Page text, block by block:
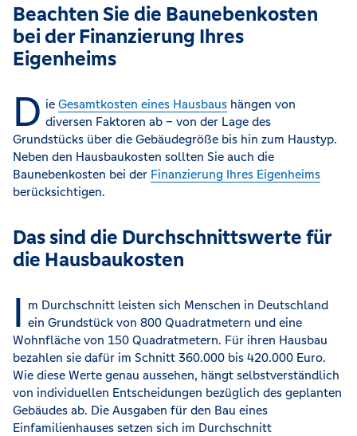
Beachten Sie die Baunebenkosten
bei der Finanzierung Ihres
Eigenheims
D ieGesamtkosten eines Hausbaus hängen von
diversen Faktoren ab – von der Lage des
Grundstücks über die Gebäudegröße bis hin zum Haustyp.
Neben den Hausbaukosten sollten Sie auch die
Baunebenkosten bei der Finanzierung Ihres Eigenheims
berücksichtigen.
Das sind die Durchschnittswerte für
die Hausbaukosten
I m Durchschnitt leisten sich Menschen in Deutschland
ein Grundstück von 800 Quadratmetern und eine
Wohnfläche von 150 Quadratmetern. Für ihren Hausbau
bezahlen sie dafür im Schnitt 360.000 bis 420.000 Euro.
Wie diese Werte genau aussehen, hängt selbstverständlich
von individuellen Entscheidungen bezüglich des geplanten
Gebäudes ab. Die Ausgaben für den Bau eines
Einfamilienhauses setzen sich im Durchschnitt